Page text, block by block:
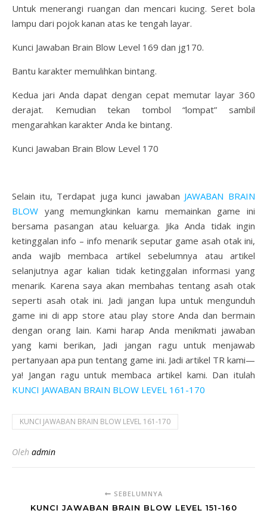
Untuk menerangi ruangan dan mencari kucing. Seret bola
lampu dari pojok kanan atas ke tengah layar.
Kunci Jawaban Brain Blow Level 169 dan jg170.
Bantu karakter memulihkan bintang.
Kedua jari Anda dapat dengan cepat memutar layar 360
derajat. Kemudian tekan tombol “lompat” sambil
mengarahkan karakter Anda ke bintang.
Kunci Jawaban Brain Blow Level 170
Selain itu, Terdapat juga kunci jawaban JAWABAN BRAIN
BLOW yang memungkinkan kamu memainkan game ini
bersama pasangan atau keluarga. Jika Anda tidak ingin
ketinggalan info – info menarik seputar game asah otak ini,
anda wajib membaca artikel sebelumnya atau artikel
selanjutnya agar kalian tidak ketinggalan informasi yang
menarik. Karena saya akan membahas tentang asah otak
seperti asah otak ini. Jadi jangan lupa untuk mengunduh
game ini di app store atau play store Anda dan bermain
dengan orang lain. Kami harap Anda menikmati jawaban
yang kami berikan, Jadi jangan ragu untuk menjawab
pertanyaan apa pun tentang game ini. Jadi artikel TR kami—
ya! Jangan ragu untuk membaca artikel kami. Dan itulah
KUNCI JAWABAN BRAIN BLOW LEVEL 161-170
KUNCI JAWABAN BRAIN BLOW LEVEL 161-170
Oleh admin
SEBELUMNYA
KUNCI JAWABAN BRAIN BLOW LEVEL 151-160